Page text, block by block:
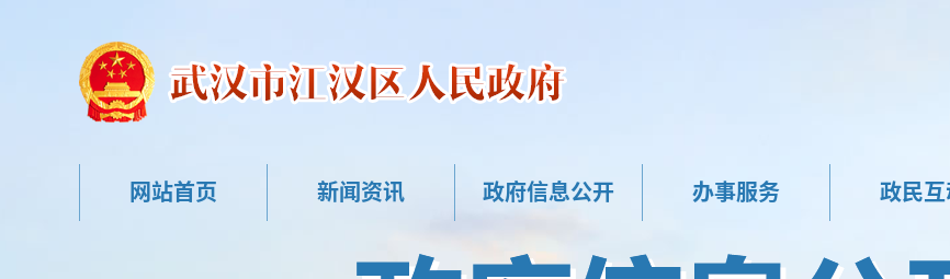
网站首页 新闻资讯 政府信息公开 办事服务 政民互